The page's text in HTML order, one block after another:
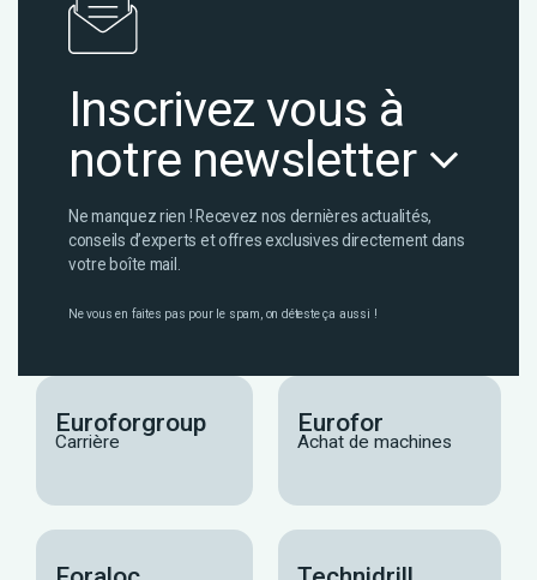
Inscrivez vous à
notre newsletter
Ne manquez rien ! Recevez nos dernières actualités,
conseils d’experts et offres exclusives directement dans
votre boîte mail.
Ne vous en faites pas pour le spam, on déteste ça aussi !
Euroforgroup
Carrière
Eurofor
Achat de machines